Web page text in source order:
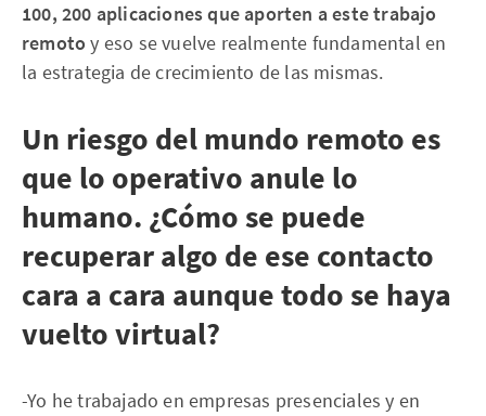
100, 200 aplicaciones que aporten a este trabajo
remoto y eso se vuelve realmente fundamental en
la estrategia de crecimiento de las mismas.
Un riesgo del mundo remoto es
que lo operativo anule lo
humano. ¿Cómo se puede
recuperar algo de ese contacto
cara a cara aunque todo se haya
vuelto virtual?
-Yo he trabajado en empresas presenciales y en